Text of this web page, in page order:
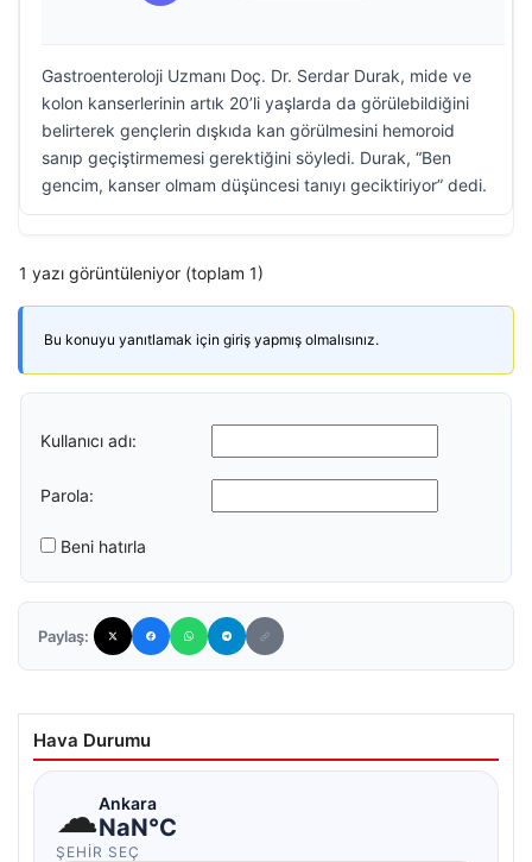
Gastroenteroloji Uzmanı Doç. Dr. Serdar Durak, mide ve
kolon kanserlerinin artık 20’li yaşlarda da görülebildiğini
belirterek gençlerin dışkıda kan görülmesini hemoroid
sanıp geçiştirmemesi gerektiğini söyledi. Durak, “Ben
gencim, kanser olmam düşüncesi tanıyı geciktiriyor” dedi.
1 yazı görüntüleniyor (toplam 1)
Bu konuyu yanıtlamak için giriş yapmış olmalısınız.
Kullanıcı adı:
Parola:
Beni hatırla
Paylaş:
Hava Durumu
☁Ankara
NaN°C
ŞEHIR SEÇ